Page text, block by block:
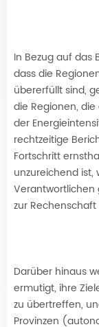
In Bezug auf das
dass die
übererfüllt sind,
die Regionen,
der
rechtzeitige
Fortschritt
unzureichend
Verantwortlichen
zur Rechenschaft
Darüber hinaus
ermutigt, ihre
zu übertreffen,
Provinzen